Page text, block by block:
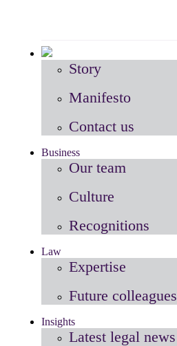
Story
Manifesto
Contact us
Business
Our team
Culture
Recognitions
Law
Expertise
Future colleagues
Insights
Latest legal news